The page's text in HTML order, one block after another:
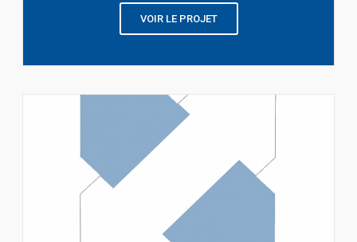
VOIR LE PROJET